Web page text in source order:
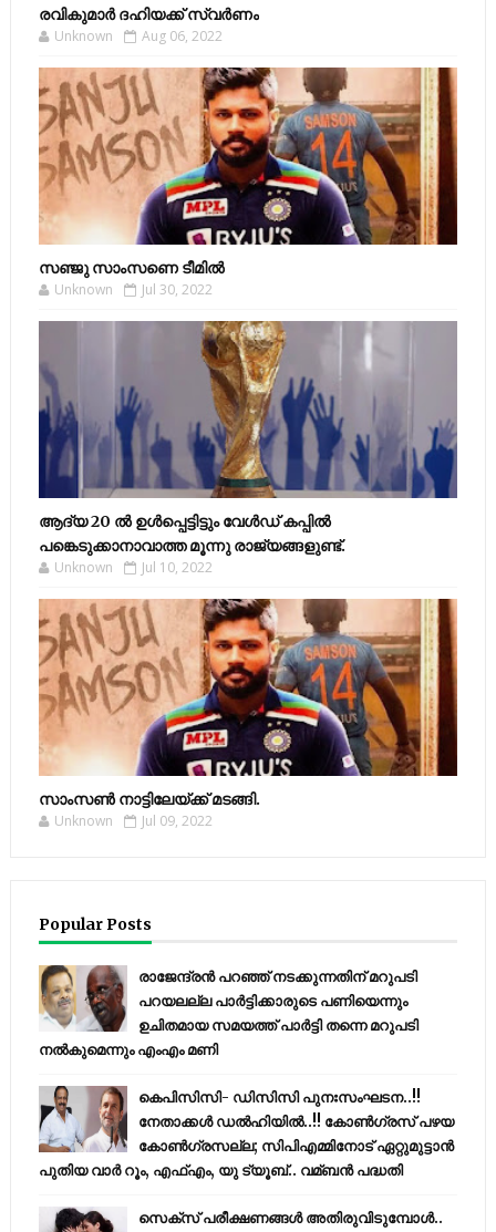
രവികുമാര്‍ ദഹിയക്ക് സ്വര്‍ണം
Unknown Aug 06, 2022
സഞ്ജു സാംസണെ ടീമില്‍
Unknown Jul 30, 2022
ആദ്യ 20 ല്‍ ഉള്‍പ്പെട്ടിട്ടും വേള്‍ഡ് കപ്പില്‍
പങ്കെടുക്കാനാവാത്ത മൂന്നു രാജ്യങ്ങളുണ്ട്.
Unknown Jul 10, 2022
സാംസണ്‍ നാട്ടിലേയ്‌ക്ക് മടങ്ങി.
Unknown Jul 09, 2022
Popular Posts
രാജേന്ദ്രന്‍ പറഞ്ഞ് നടക്കുന്നതിന് മറുപടി
പറയലല്ല പാര്‍ട്ടിക്കാരുടെ പണിയെന്നും
ഉചിതമായ സമയത്ത് പാര്‍ട്ടി തന്നെ മറുപടി
നല്‍കുമെന്നും എംഎം മണി
കെപിസിസി- ഡിസിസി പുനഃസംഘടന..!!
നേതാക്കൾ ഡൽഹിയിൽ..!! കോണ്‍ഗ്രസ് പഴയ
കോണ്‍ഗ്രസല്ല; സിപിഎമ്മിനോട് ഏറ്റുമുട്ടാന്‍
പുതിയ വാര്‍ റൂം, എഫ്‌എം, യു ട്യൂബ്.. വമ്ബന്‍ പദ്ധതി
സെക്സ് പരീക്ഷണങ്ങൾ അതിരുവിടുമ്പോൾ..